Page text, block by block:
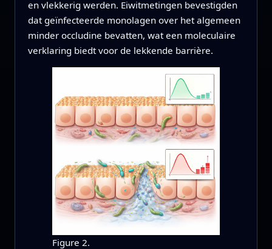
en vlekkerig werden. Eiwitmetingen bevestigden
dat geïnfecteerde monolagen over het algemeen
minder occludine bevatten, wat een moleculaire
verklaring biedt voor de lekkende barrière.
Figure 2.